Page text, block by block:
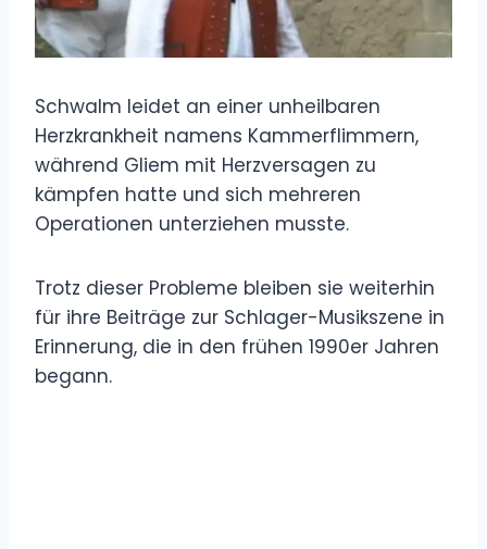
Schwalm leidet an einer unheilbaren
Herzkrankheit namens Kammerflimmern,
während Gliem mit Herzversagen zu
kämpfen hatte und sich mehreren
Operationen unterziehen musste.
Trotz dieser Probleme bleiben sie weiterhin
für ihre Beiträge zur Schlager-Musikszene in
Erinnerung, die in den frühen 1990er Jahren
begann.